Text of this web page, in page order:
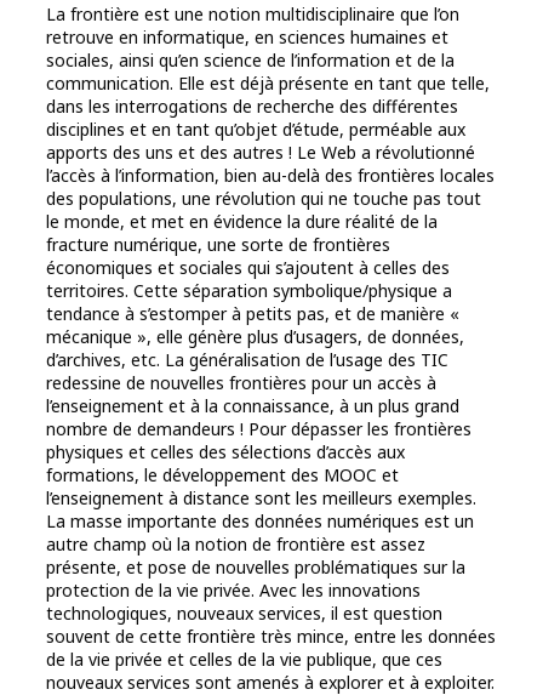
La frontière est une notion multidisciplinaire que l’on
retrouve en informatique, en sciences humaines et
sociales, ainsi qu’en science de l’information et de la
communication. Elle est déjà présente en tant que telle,
dans les interrogations de recherche des différentes
disciplines et en tant qu’objet d’étude, perméable aux
apports des uns et des autres ! Le Web a révolutionné
l’accès à l’information, bien au-delà des frontières locales
des populations, une révolution qui ne touche pas tout
le monde, et met en évidence la dure réalité de la
fracture numérique, une sorte de frontières
économiques et sociales qui s’ajoutent à celles des
territoires. Cette séparation symbolique/physique a
tendance à s’estomper à petits pas, et de manière «
mécanique », elle génère plus d’usagers, de données,
d’archives, etc. La généralisation de l’usage des TIC
redessine de nouvelles frontières pour un accès à
l’enseignement et à la connaissance, à un plus grand
nombre de demandeurs ! Pour dépasser les frontières
physiques et celles des sélections d’accès aux
formations, le développement des MOOC et
l’enseignement à distance sont les meilleurs exemples.
La masse importante des données numériques est un
autre champ où la notion de frontière est assez
présente, et pose de nouvelles problématiques sur la
protection de la vie privée. Avec les innovations
technologiques, nouveaux services, il est question
souvent de cette frontière très mince, entre les données
de la vie privée et celles de la vie publique, que ces
nouveaux services sont amenés à explorer et à exploiter.